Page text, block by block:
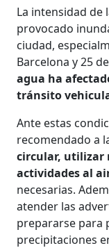
La intensidad de
provocado
ciudad,
Barcelona y 25
agua ha
tránsito
Ante estas
recomendado a
circular, utilizar
actividades al
necesarias.
atender las
prepararse para
precipitaciones